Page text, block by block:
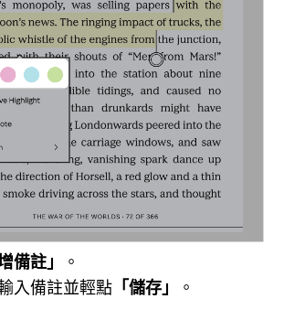
備註」
。
入備註並輕點 「儲存」 。